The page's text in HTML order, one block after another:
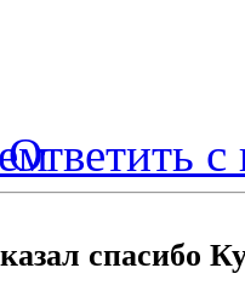
Ответить с
cпасибо